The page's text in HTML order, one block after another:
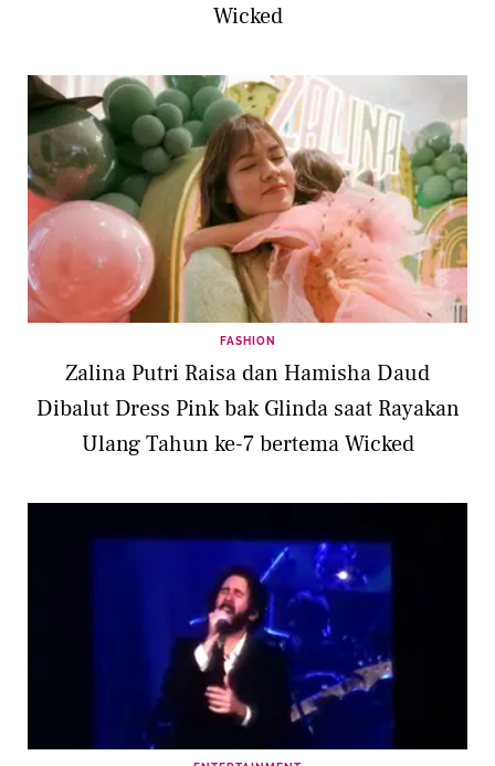
Wicked
FASHION
Zalina Putri Raisa dan Hamisha Daud
Dibalut Dress Pink bak Glinda saat Rayakan
Ulang Tahun ke-7 bertema Wicked